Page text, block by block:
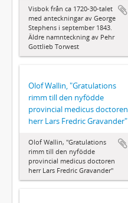
Visbok från ca 1720-30-talet
med anteckningar av George
Stephens i september 1843.
Äldre namnteckning av Pehr
Gottlieb Torwest
Olof Wallin, "Gratulations
rimm till den nyfödde
provincial medicus doctoren
herr Lars Fredric Gravander"
Olof Wallin, "Gratulations
rimm till den nyfödde
provincial medicus doctoren
herr Lars Fredric Gravander"